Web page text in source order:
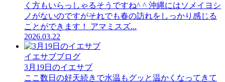
く方もいらっしゃるそうですね^ ^ 沖縄にはソメイヨシ
ノがないのですがそれでも春の訪れをしっかり感じる
ことができます！ アマミスズ...
2026.03.22
イエサブブログ
3月19日のイエサブ
ここ数日の好天続きで水温もグッと温かくなってきて